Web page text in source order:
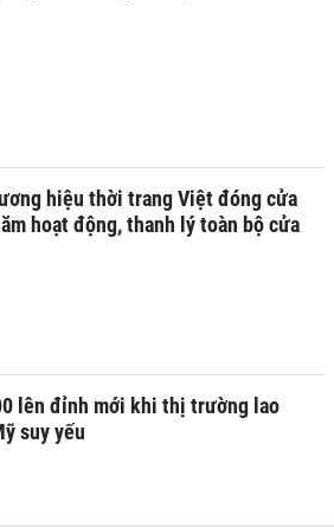
hiệu thời trang Việt đóng cửa
hoạt động, thanh lý toàn bộ cửa
lên đỉnh mới khi thị trường lao
suy yếu